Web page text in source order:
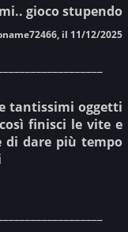
gioco stupendo
il 11/12/2025
tantissimi oggetti
finisci le vite e
di dare più tempo